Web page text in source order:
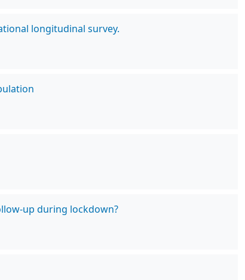
longitudinal survey.
up during lockdown?